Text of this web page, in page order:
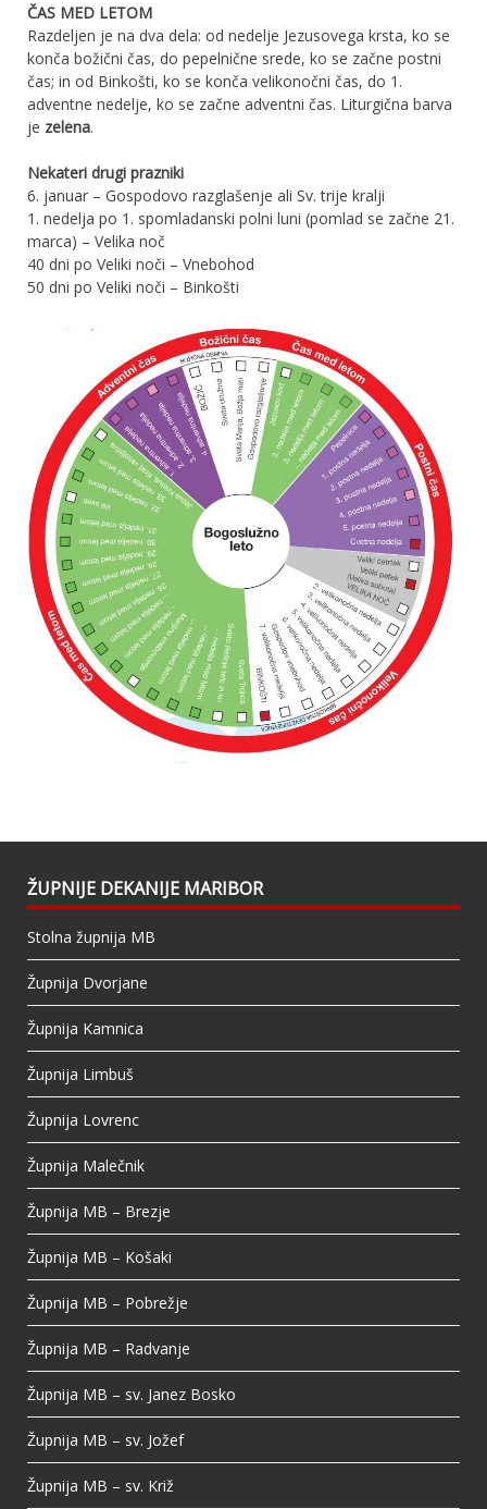
ČAS MED LETOM
Razdeljen je na dva dela: od nedelje Jezusovega krsta, ko se
konča božični čas, do pepelnične srede, ko se začne postni
čas; in od Binkošti, ko se konča velikonočni čas, do 1.
adventne nedelje, ko se začne adventni čas. Liturgična barva
je zelena.
Nekateri drugi prazniki
6. januar – Gospodovo razglašenje ali Sv. trije kralji
1. nedelja po 1. spomladanski polni luni (pomlad se začne 21.
marca) – Velika noč
40 dni po Veliki noči – Vnebohod
50 dni po Veliki noči – Binkošti
ŽUPNIJE DEKANIJE MARIBOR
Stolna župnija MB
Župnija Dvorjane
Župnija Kamnica
Župnija Limbuš
Župnija Lovrenc
Župnija Malečnik
Župnija MB – Brezje
Župnija MB – Košaki
Župnija MB – Pobrežje
Župnija MB – Radvanje
Župnija MB – sv. Janez Bosko
Župnija MB – sv. Jožef
Župnija MB – sv. Križ